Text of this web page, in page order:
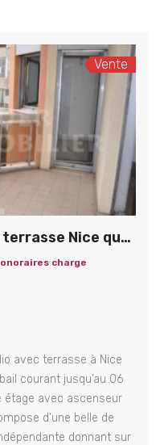
Vente
Vente grand studio avec terrasse Nice quartier du Port
charge
avec terrasse à Nice
courant jusqu’au 06
étage avec ascenseur
d’une belle de
donnant sur
Vente 4 pièces Nice Cimiez